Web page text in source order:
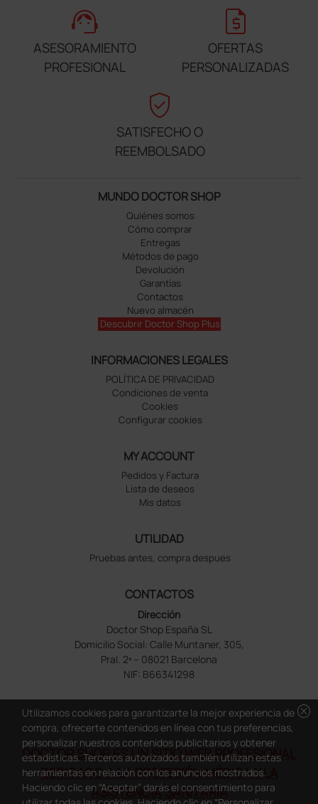
support_agent
ASESORAMIENTO
PROFESIONAL
request_quote
OFERTAS
PERSONALIZADAS
verified_user
SATISFECHO O
REEMBOLSADO
MUNDO DOCTOR SHOP
Quiénes somos
Cómo comprar
Entregas
Métodos de pago
Devolución
Garantías
Contactos
Nuevo almacén
Descubrir Doctor Shop Plus
INFORMACIONES LEGALES
POLÍTICA DE PRIVACIDAD
Condiciones de venta
Cookies
Configurar cookies
MY ACCOUNT
Pedidos y Factura
Lista de deseos
Mis datos
UTILIDAD
Pruebas antes, compra despues
CONTACTOS
Dirección
Doctor Shop España SL
Domicilio Social: Calle Muntaner, 305,
Pral. 2ª – 08021 Barcelona
NIF: B66341298
DOCTOR SHOP ES UN SITIO WEB PROFESIONAL
DEDICADO A LA PROFESIÓN MÉDICA Y LA
ASISTENCIA SANITARIA
cancel
Utilizamos cookies para garantizarte la mejor experiencia de
compra, ofrecerte contenidos en línea con tus preferencias,
personalizar nuestros contenidos publicitarios y obtener
estadísticas. Terceros autorizados también utilizan estas
herramientas en relación con los anuncios mostrados.
Haciendo clic en “Aceptar” darás el consentimiento para